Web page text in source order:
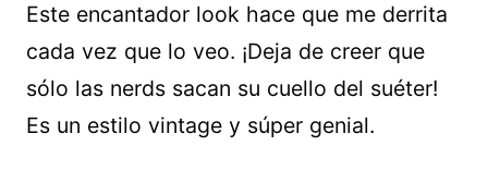
Este encantador look hace que me derrita
cada vez que lo veo. ¡Deja de creer que
sólo las nerds sacan su cuello del suéter!
Es un estilo vintage y súper genial.